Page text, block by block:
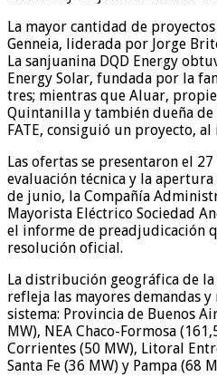
La mayor cantidad de
Genneia, liderada por Jorge
La sanjuanina DQD Energy
Energy Solar, fundada por la
tres; mientras que Aluar,
Quintanilla y también dueña
FATE, consiguió un proyecto,
Las ofertas se presentaron el
evaluación técnica y la
de junio, la Compañía
Mayorista Eléctrico Sociedad
el informe de preadjudicación
resolución oficial.
La distribución geográfica de
refleja las mayores demandas
sistema: Provincia de Buenos
MW), NEA Chaco-Formosa
Corrientes (50 MW), Litoral
Santa Fe (36 MW) y Pampa (68